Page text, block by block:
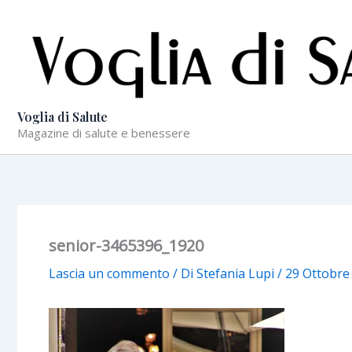
contenuto
Voglia di Salute
Magazine di salute e benessere
senior-3465396_1920
Lascia un commento / Di Stefania Lupi / 29 Ottobre